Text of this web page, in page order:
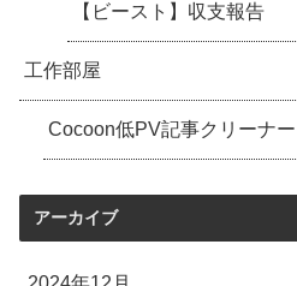
【ビースト】収支報告
工作部屋
Cocoon低PV記事クリーナー
アーカイブ